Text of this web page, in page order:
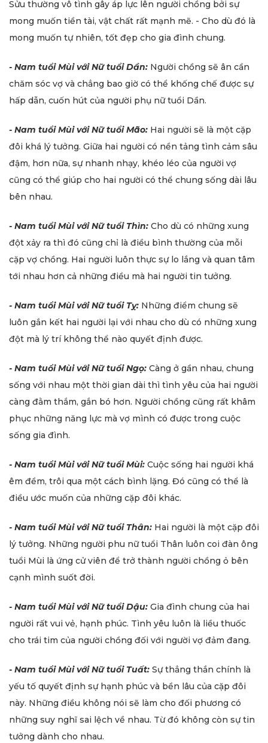
Sửu thường vô tình gây áp lực lên người chồng bởi sự
mong muốn tiền tài, vật chất rất mạnh mẽ. - Cho dù đó là
mong muốn tự nhiên, tốt đẹp cho gia đình chung.
- Nam tuổi Mùi với Nữ tuổi Dần: Người chồng sẽ ân cần
chăm sóc vợ và chẳng bao giờ có thể khống chế được sự
hấp dẫn, cuốn hút của người phụ nữ tuổi Dần.
- Nam tuổi Mùi với Nữ tuổi Mão: Hai người sẽ là một cặp
đôi khá lý tưởng. Giữa hai người có nền tảng tình cảm sâu
đậm, hơn nữa, sự nhanh nhạy, khéo léo của người vợ
cũng có thể giúp cho hai người có thể chung sống dài lâu
bên nhau.
- Nam tuổi Mùi với Nữ tuổi Thìn: Cho dù có những xung
đột xảy ra thì đó cũng chỉ là điều bình thường của mỗi
cặp vợ chồng. Hai người luôn thực sự lo lắng và quan tâm
tới nhau hơn cả những điều mà hai người tin tưởng.
- Nam tuổi Mùi với Nữ tuổi Tỵ: Những điểm chung sẽ
luôn gắn kết hai người lại với nhau cho dù có những xung
đột mà lý trí không thể nào quyết định được.
- Nam tuổi Mùi với Nữ tuổi Ngọ: Càng ở gần nhau, chung
sống với nhau một thời gian dài thì tình yêu của hai người
càng đằm thắm, gắn bó hơn. Người chồng cũng rất khâm
phục những năng lực mà vợ mình có được trong cuộc
sống gia đình.
- Nam tuổi Mùi với Nữ tuổi Mùi: Cuộc sống hai người khá
êm đềm, trôi qua một cách bình lặng. Đó cũng có thể là
điều ước muốn của những cặp đôi khác.
- Nam tuổi Mùi với Nữ tuổi Thân: Hai người là một cặp đôi
lý tưởng. Những người phu nữ tuổi Thân luôn coi đàn ông
tuổi Mùi là ứng cử viên để trở thành người chồng ỏ bên
cạnh mình suốt đời.
- Nam tuổi Mùi với Nữ tuổi Dậu: Gia đình chung của hai
người rất vui vẻ, hạnh phúc. Tình yêu luôn là liều thuốc
cho trái tim của người chồng đối với người vợ đảm đang.
- Nam tuổi Mùi với Nữ tuổi Tuất: Sự thẳng thắn chính là
yếu tố quyết định sự hạnh phúc và bền lâu của cặp đôi
này. Những điều không nói sẽ làm cho đối phương có
những suy nghĩ sai lệch về nhau. Từ đó không còn sự tin
tưởng dành cho nhau.